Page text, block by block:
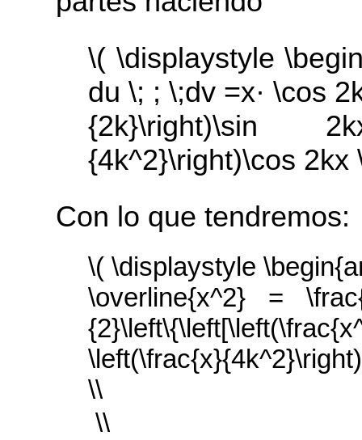
\( \displaystyle
du \; ; \;dv =x· \cos
{2k}\right)\sin
{4k^2}\right)\cos 2kx
Con lo que tendremos:
\( \displaystyle
\overline{x^2} =
\\
\\